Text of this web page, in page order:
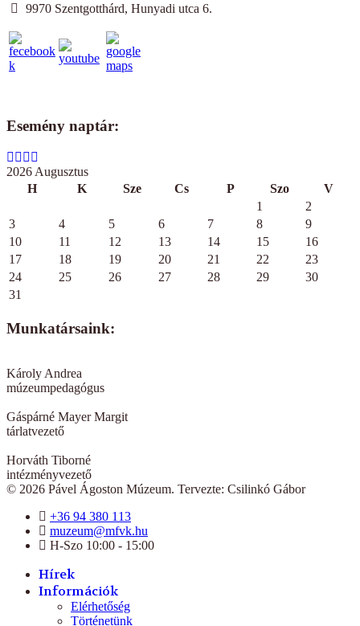
9970 Szentgotthárd, Hunyadi utca 6.
Esemény naptár:
2026 Augusztus
H
K Sze Cs P Szo
V
1
2
3
4 5 6 7 8
9
10
11 12 13 14 15
16
17
18 19 20 21 22
23
24
25 26 27 28 29
30
31
Munkatársaink:
Károly Andrea
múzeumpedagógus
Gáspárné Mayer Margit
tárlatvezető
Horváth Tiborné
intézményvezető
© 2026 Pável Ágoston Múzeum. Tervezte: Csilinkó Gábor
+36 94 380 113
muzeum@mfvk.hu
H-Szo 10:00 - 15:00
Hírek
Információk
Elérhetőség
Történetünk